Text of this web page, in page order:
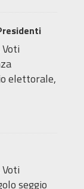
elettorale,
seggio